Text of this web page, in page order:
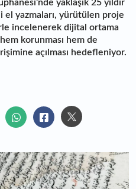
yaklaşık 25 yıldır
el yazmaları, yürütülen proje
incelenerek dijital ortama
korunması hem de
açılması hedefleniyor.